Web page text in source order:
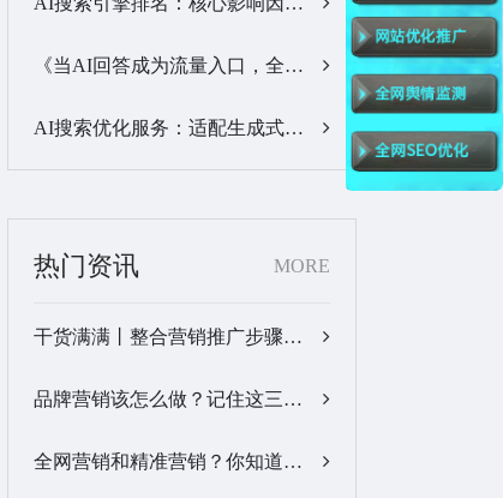
《当AI回答成为流量入口，全域GEO优化服务商该怎么选》…
AI搜索优化服务：适配生成式搜索生态，搭建品牌全新信息通路…
热门资讯 MORE
干货满满丨整合营销推广步骤梳理…
品牌营销该怎么做？记住这三步，让营销更有价值！…
全网营销和精准营销？你知道怎么做吗？…